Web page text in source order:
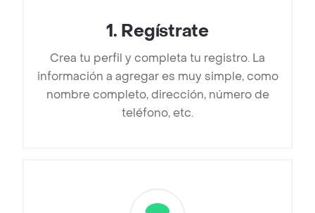
1. Regístrate
Crea tu perfil y completa tu registro. La
información a agregar es muy simple, como
nombre completo, dirección, número de
teléfono, etc.